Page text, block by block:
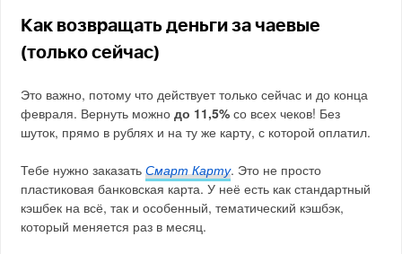
Как возвращать деньги за чаевые
(только сейчас)
Это важно, потому что действует только сейчас и до конца
февраля. Вернуть можнодо 11,5% со всех чеков! Без
шуток, прямо в рублях и на ту же карту, с которой оплатил.
Тебе нужно заказатьСмарт Карту. Это не просто
пластиковая банковская карта. У неё есть как стандартный
кэшбек на всё, так и особенный, тематический кэшбэк,
который меняется раз в месяц.